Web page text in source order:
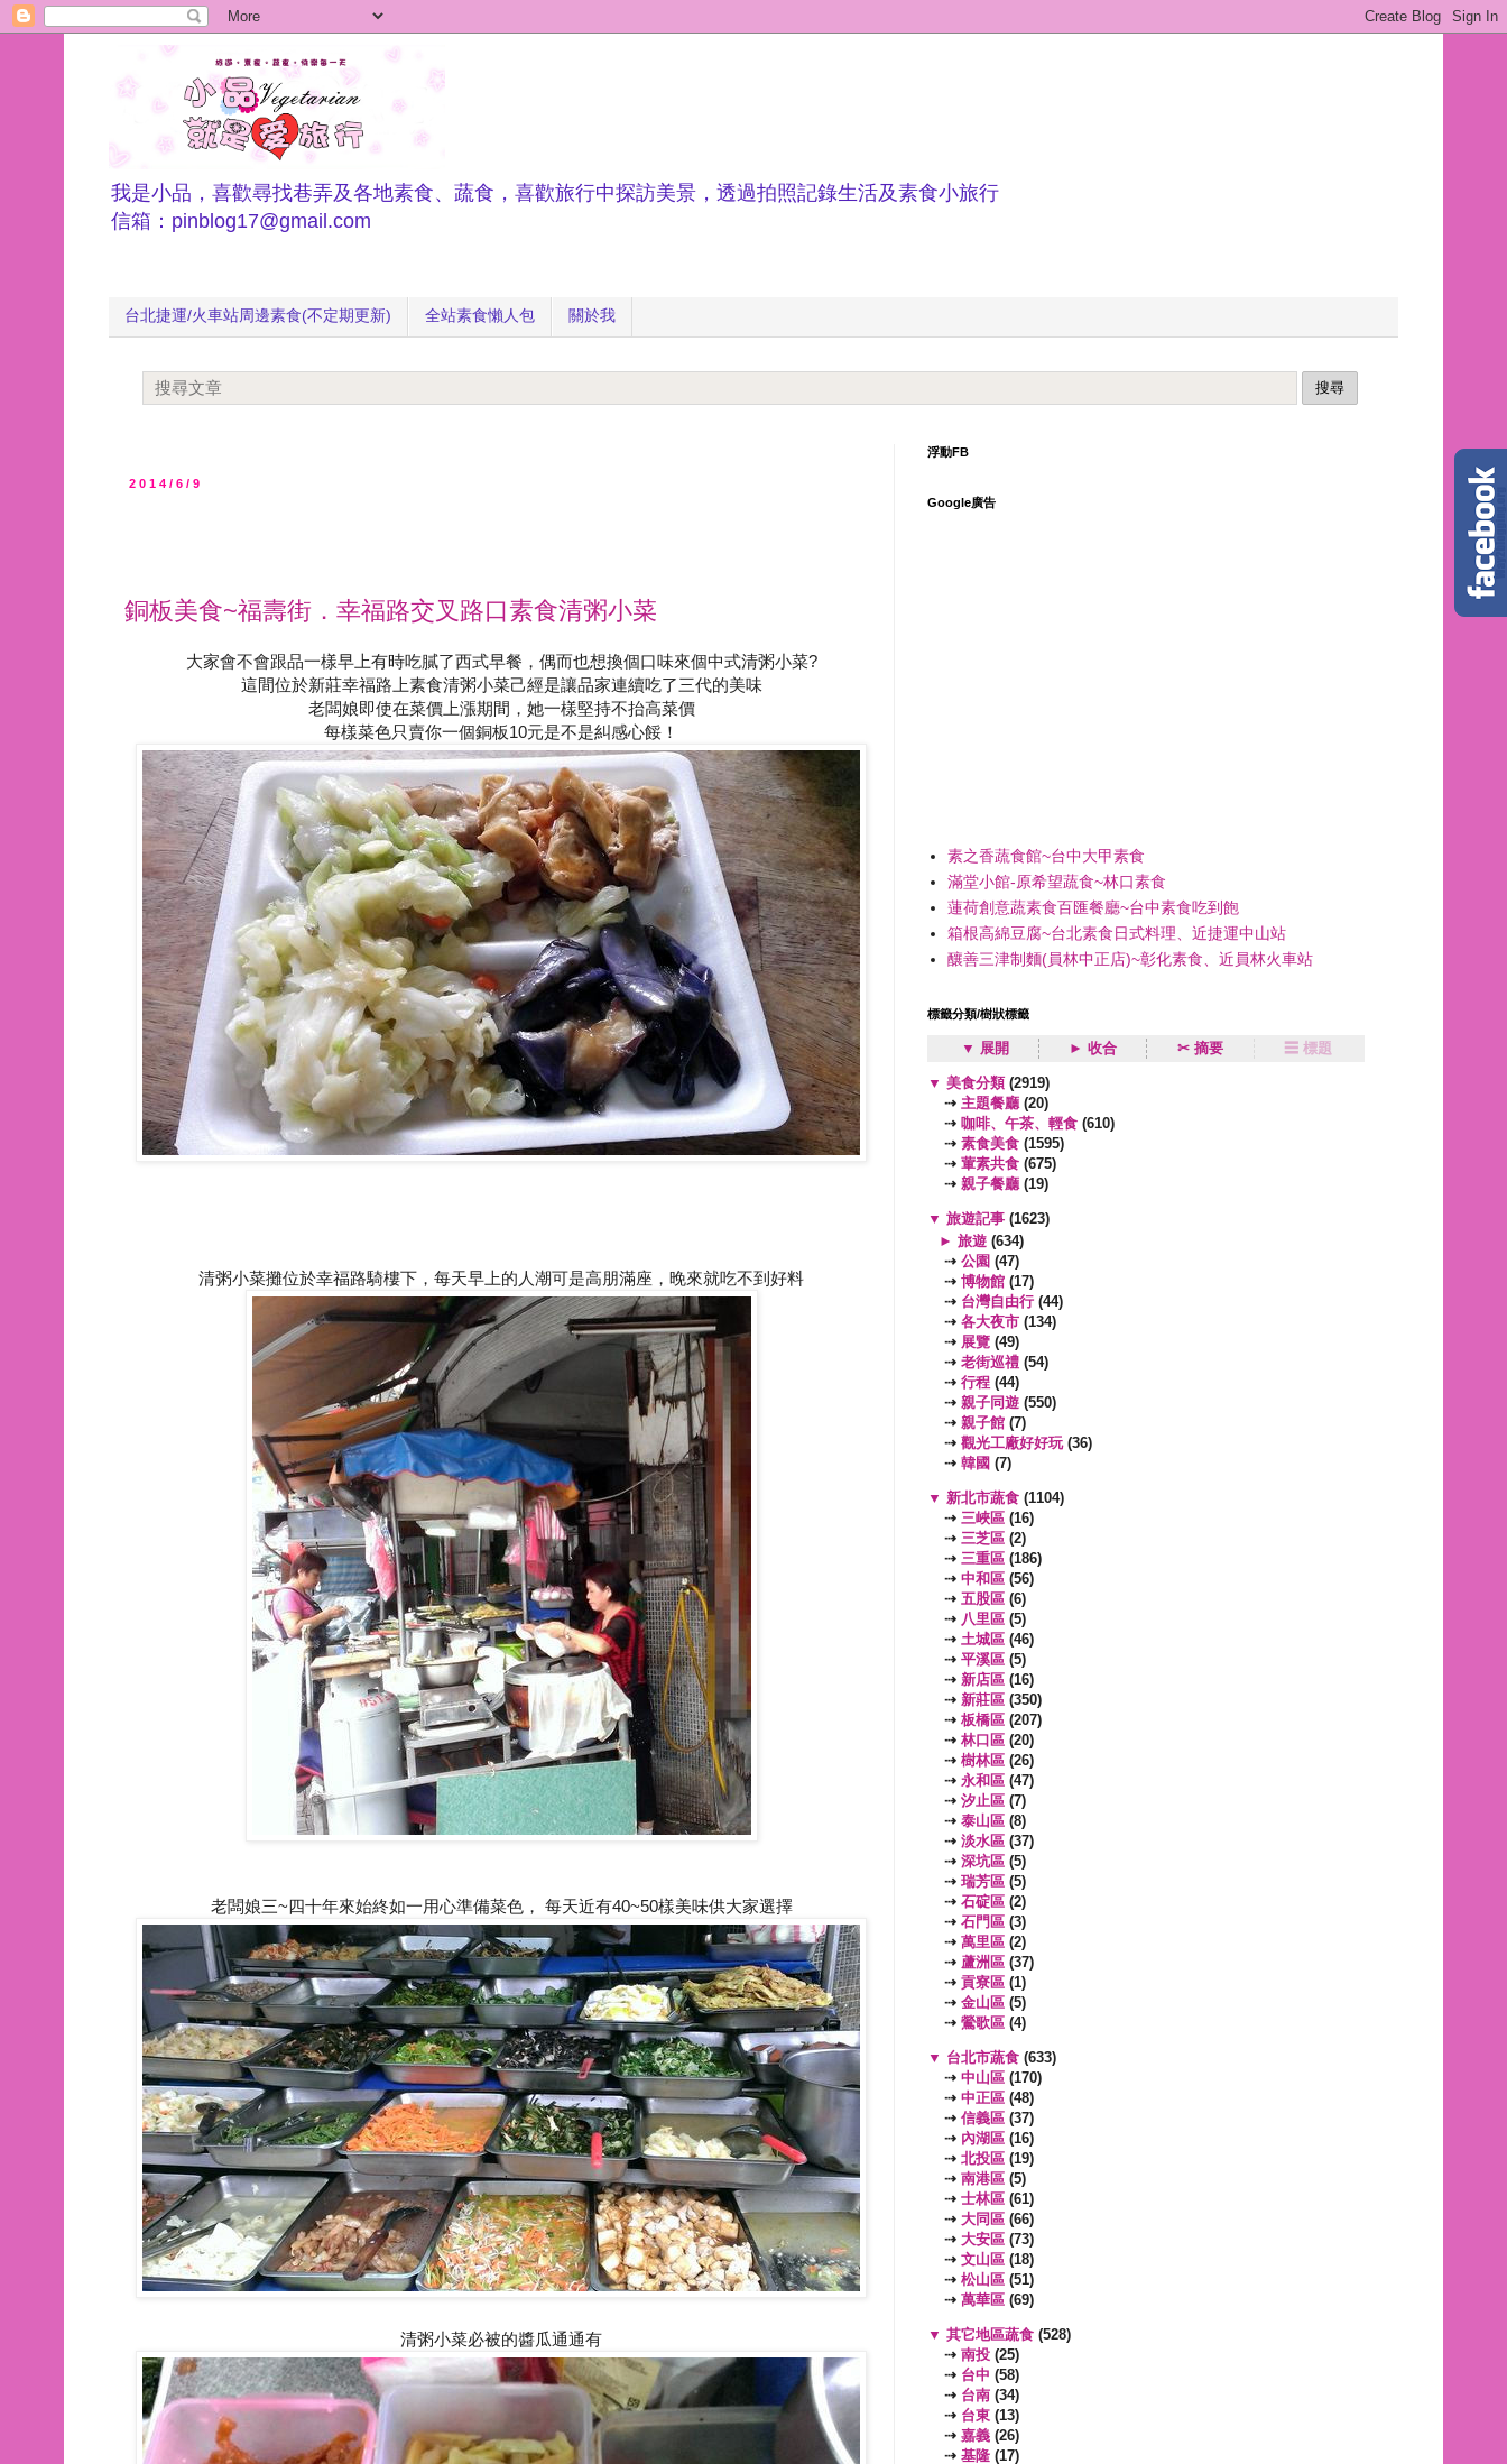
我是小品，喜歡尋找巷弄及各地素食、蔬食，喜歡旅行中探訪美景，透過拍照記錄生活及素食小旅行
信箱：pinblog17@gmail.com
台北捷運/火車站周邊素食(不定期更新) 全站素食懶人包 關於我
2014/6/9
銅板美食~福壽街．幸福路交叉路口素食清粥小菜
大家會不會跟品一樣早上有時吃膩了西式早餐，偶而也想換個口味來個中式清粥小菜?
這間位於新莊幸福路上素食清粥小菜己經是讓品家連續吃了三代的美味
老闆娘即使在菜價上漲期間，她一樣堅持不抬高菜價
每樣菜色只賣你一個銅板10元是不是糾感心餒！
清粥小菜攤位於幸福路騎樓下，每天早上的人潮可是高朋滿座，晚來就吃不到好料
老闆娘三~四十年來始終如一用心準備菜色， 每天近有40~50樣美味供大家選擇
清粥小菜必被的醬瓜通通有
浮動FB
Google廣告
素之香蔬食館~台中大甲素食
滿堂小館-原希望蔬食~林口素食
蓮荷創意蔬素食百匯餐廳~台中素食吃到飽
箱根高綿豆腐~台北素食日式料理、近捷運中山站
釀善三津制麵(員林中正店)~彰化素食、近員林火車站
標籤分類/樹狀標籤
▼ 展開 ► 收合 ✂ 摘要 ☰ 標題
▼ 美食分類 (2919)
⇢ 主題餐廳 (20)
⇢ 咖啡、午茶、輕食 (610)
⇢ 素食美食 (1595)
⇢ 葷素共食 (675)
⇢ 親子餐廳 (19)
▼ 旅遊記事 (1623)
► 旅遊 (634)
⇢ 公園 (47)
⇢ 博物館 (17)
⇢ 台灣自由行 (44)
⇢ 各大夜市 (134)
⇢ 展覽 (49)
⇢ 老街巡禮 (54)
⇢ 行程 (44)
⇢ 親子同遊 (550)
⇢ 親子館 (7)
⇢ 觀光工廠好好玩(36)
⇢ 韓國 (7)
▼ 新北市蔬食 (1104)
⇢ 三峽區 (16)
⇢ 三芝區 (2)
⇢ 三重區 (186)
⇢ 中和區 (56)
⇢ 五股區 (6)
⇢ 八里區 (5)
⇢ 土城區 (46)
⇢ 平溪區 (5)
⇢ 新店區 (16)
⇢ 新莊區 (350)
⇢ 板橋區 (207)
⇢ 林口區 (20)
⇢ 樹林區 (26)
⇢ 永和區 (47)
⇢ 汐止區 (7)
⇢ 泰山區 (8)
⇢ 淡水區 (37)
⇢ 深坑區 (5)
⇢ 瑞芳區 (5)
⇢ 石碇區 (2)
⇢ 石門區 (3)
⇢ 萬里區 (2)
⇢ 蘆洲區 (37)
⇢ 貢寮區 (1)
⇢ 金山區 (5)
⇢ 鶯歌區 (4)
▼ 台北市蔬食 (633)
⇢ 中山區 (170)
⇢ 中正區 (48)
⇢ 信義區 (37)
⇢ 內湖區 (16)
⇢ 北投區 (19)
⇢ 南港區 (5)
⇢ 士林區 (61)
⇢ 大同區 (66)
⇢ 大安區 (73)
⇢ 文山區 (18)
⇢ 松山區 (51)
⇢ 萬華區 (69)
▼ 其它地區蔬食 (528)
⇢ 南投 (25)
⇢ 台中 (58)
⇢ 台南 (34)
⇢ 台東 (13)
⇢ 嘉義 (26)
⇢ 基隆 (17)